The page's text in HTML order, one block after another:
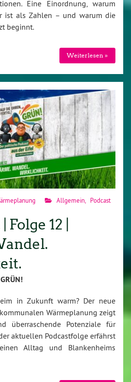
Eine Einordnung, warum
ist als Zahlen – und warum die
beginnt.
Weiterlesen »
Allgemein, Podcast
12 |
in Zukunft warm? Der neue
Wärmeplanung zeigt
überraschende Potenziale für
aktuellen Podcastfolge erfährst
Alltag und Blankenheims